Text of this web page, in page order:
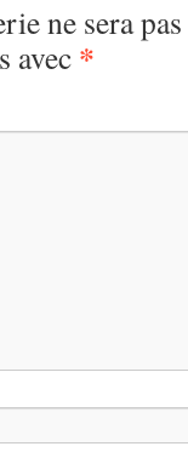
ne sera
avec *